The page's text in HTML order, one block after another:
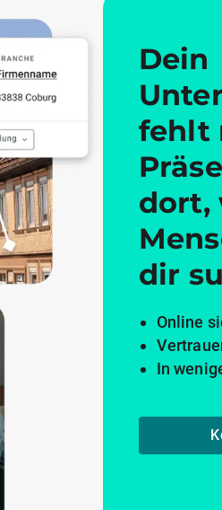
Dein
fehlt
dort,
dir
Online
In